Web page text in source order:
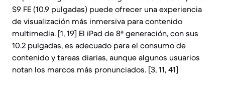
S9 FE (10.9 pulgadas) puede ofrecer una experiencia
de visualización más inmersiva para contenido
multimedia. [1, 19] El iPad de 8ª generación, con sus
10.2 pulgadas, es adecuado para el consumo de
contenido y tareas diarias, aunque algunos usuarios
notan los marcos más pronunciados. [3, 11, 41]